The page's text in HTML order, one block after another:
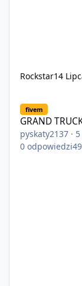
Rockstar14
fivem
GRAND
pyskaty2137 ·
0 odpowiedzi